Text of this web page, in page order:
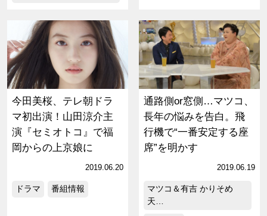
今田美桜、テレ朝ドラ
マ初出演！山田涼介主
演『セミオトコ』で福
岡からの上京娘に
2019.06.20
ドラマ 番組情報
通路側or窓側…マツコ、
長年の悩みを告白。飛
行機で“一番安定する座
席”を明かす
2019.06.19
マツコ＆有吉 かりそめ
天…